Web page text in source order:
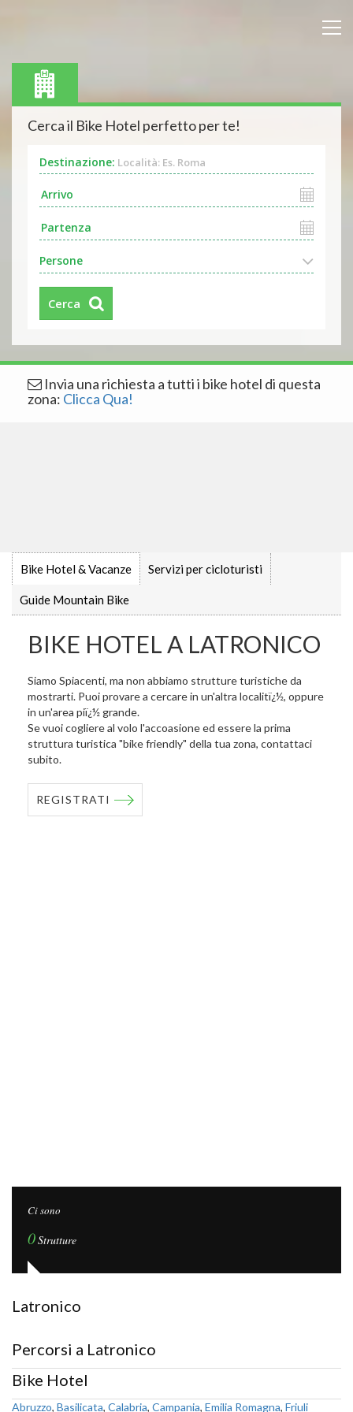
Cerca il Bike Hotel perfetto per te!
Destinazione: Località: Es. Roma
Persone
Cerca
Invia una richiesta a tutti i bike hotel di questa
zona: Clicca Qua!
Bike Hotel & Vacanze Servizi per cicloturisti
Guide Mountain Bike
BIKE HOTEL A LATRONICO
Siamo Spiacenti, ma non abbiamo strutture turistiche da
mostrarti. Puoi provare a cercare in un'altra localitï¿½, oppure
in un'area piï¿½ grande.
Se vuoi cogliere al volo l'accoasione ed essere la prima
struttura turistica "bike friendly" della tua zona, contattaci
subito.
REGISTRATI
Ci sono
0Strutture
Latronico
Percorsi a Latronico
Bike Hotel
Abruzzo, Basilicata, Calabria, Campania, Emilia Romagna, Friuli